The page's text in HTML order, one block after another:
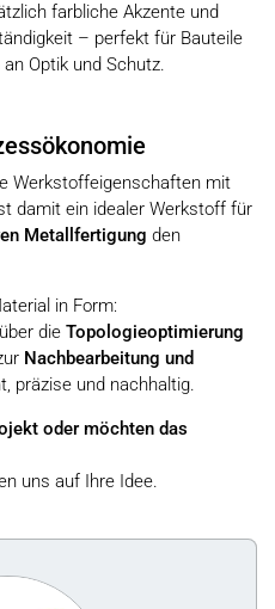
farbliche Akzente und
– perfekt für Bauteile
Optik und Schutz.
Werkstoffeigenschaften mit
damit ein idealer Werkstoff für
Metallfertigung den
in Form:
über die Topologieoptimierung
Nachbearbeitung und
präzise und nachhaltig.
oder möchten das
uns auf Ihre Idee.